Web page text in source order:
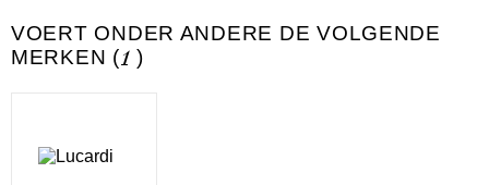
VOERT ONDER ANDERE DE VOLGENDE
MERKEN (1 )